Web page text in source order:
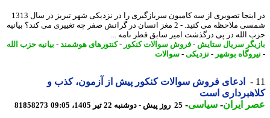
در اینجا تصویری از سه کامیون سربازگیری را در نزدیکی شهر تبریز در سال 1313
شمسی ملاحظه می کنید. - 2 مغز انسان در گرانش صفر چه تغییری می کند؟ بیانیه
الله در پی درگذشت امیر سابق قطر نامه ...
سریال ستایش-فروش سوالات کنکور-کنتورهای هوشمند-بیانیه حزب الله
بوشهر-نزدیکی-سوالات
ادعای فروش سوالات کنکور پیش از آزمون، کذب و
است
ایران- سیاسی-25 روز پیش - دوشنبه 22 تیر 1405، 09:05 81858273